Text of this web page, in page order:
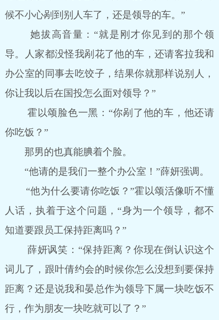
候不小心剐到别人车了，还是领导的车。”
她拔高音量：“就是刚才你见到的那个领
导。人家都没怪我剐花了他的车，还请客拉我和
办公室的同事去吃饺子，结果你就那样说别人，
你让我以后在国投怎么面对领导？”
霍以颂脸色一黑：“你剐了他的车，他还请
你吃饭？”
那男的也真能腆着个脸。
“他请的是我们一整个办公室！”薛妍强调。
“他为什么要请你吃饭？”霍以颂活像听不懂
人话，执着于这个问题，“身为一个领导，都不
知道要跟员工保持距离吗？”
薛妍讽笑：“保持距离？你现在倒认识这个
词儿了，跟叶倩约会的时候你怎么没想到要保持
距离？还是说我和晏总作为领导下属一块吃饭不
行，作为朋友一块吃就可以了？”